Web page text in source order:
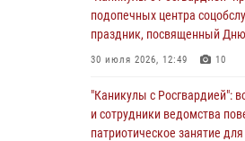
03 августа 2026, 08:45 8
В Кирове росгвардейцы
02 августа 2026, 07:00
1 августа – День дежурной
подопечных центра
праздник, посвященный
30 июля 2026, 12:49 10
"Каникулы с Росгвардией":
и сотрудники ведомства
патриотическое занятие